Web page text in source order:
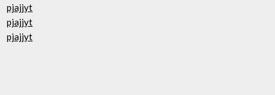
pjajjyt
pjajjyt
pjajjyt